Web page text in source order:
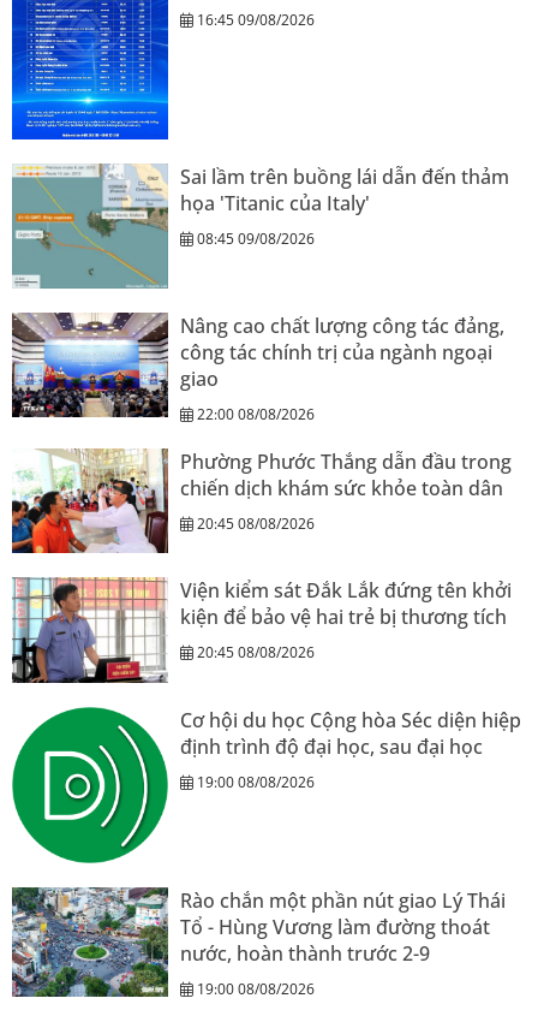
16:45 09/08/2026
Sai lầm trên buồng lái dẫn đến thảm
họa 'Titanic của Italy'
08:45 09/08/2026
Nâng cao chất lượng công tác đảng,
công tác chính trị của ngành ngoại
giao
22:00 08/08/2026
Phường Phước Thắng dẫn đầu trong
chiến dịch khám sức khỏe toàn dân
20:45 08/08/2026
Viện kiểm sát Đắk Lắk đứng tên khởi
kiện để bảo vệ hai trẻ bị thương tích
20:45 08/08/2026
Cơ hội du học Cộng hòa Séc diện hiệp
định trình độ đại học, sau đại học
19:00 08/08/2026
Rào chắn một phần nút giao Lý Thái
Tổ - Hùng Vương làm đường thoát
nước, hoàn thành trước 2-9
19:00 08/08/2026